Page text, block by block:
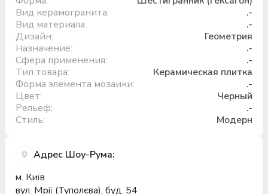
Вид керамогранита:
.-
Вид материала:
.-
Дизайн:
Геометрия
Назначение:
.-
Сфера применения:
.-
Тип товара:
Керамическая плитка
Форма элемента мозаики:
.-
Цвет:
Черный
Рельеф:
.-
Стиль:
Модерн
Адрес Шоу-Рума:
м. Київ
вул. Мрії (Туполєва), буд. 54